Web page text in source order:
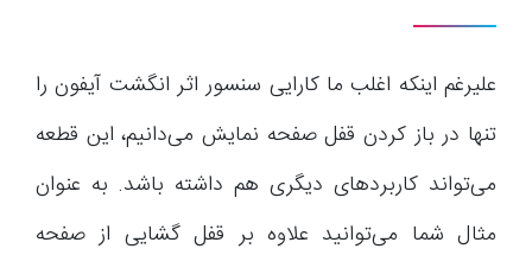
علیرغم اینکه اغلب ما کارایی سنسور اثر انگشت آیفون را
تنها در باز کردن قفل صفحه نمایش می‌دانیم، این قطعه
می‌تواند کاربردهای دیگری هم داشته باشد. به عنوان
مثال شما می‌توانید علاوه بر قفل گشایی از صفحه